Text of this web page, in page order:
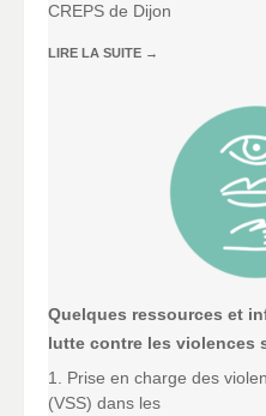
CREPS de Dijon
LIRE LA SUITE →
Quelques ressources et
lutte contre les violences
1. Prise en charge des
(VSS) dans les